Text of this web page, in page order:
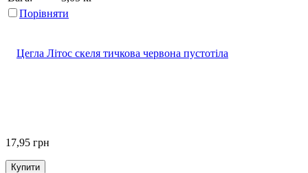
Порівняти
17,95 грн
Купити